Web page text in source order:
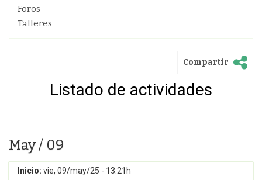
Foros
Talleres
Compartir
Listado de actividades
May / 09
Inicio: vie, 09/may/25 - 13:21h